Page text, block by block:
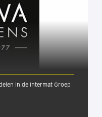
in de Intermat Groep